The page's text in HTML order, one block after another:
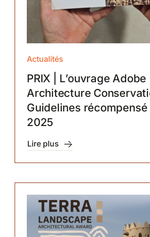
Actualités
PRIX | L’ouvrage Adobe
Architecture
Guidelines récompensé
2025
Lire plus